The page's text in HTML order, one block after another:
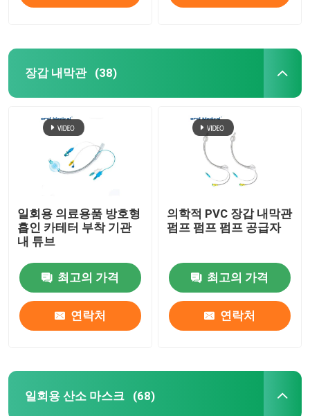
장갑 내막관 (38)
일회용 의료용품 방호형
흡인 카테터 부착 기관
내 튜브
최고의 가격
연락처
의학적 PVC 장갑 내막관
펌프 펌프 펌프 공급자
최고의 가격
연락처
일회용 산소 마스크 (68)